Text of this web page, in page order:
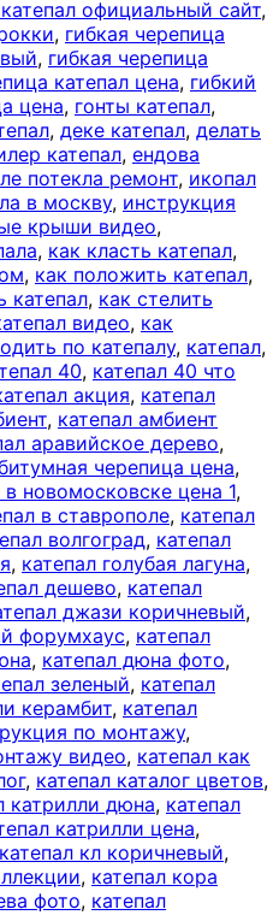
официальный сайт,
, гибкая черепица
, гибкая черепица
катепал цена, гибкий
цена, гонты катепал,
, деке катепал, делать
катепал, ендова
потекла ремонт, икопал
в москву, инструкция
крыши видео,
, как класть катепал,
, как положить катепал,
катепал, как стелить
видео, как
по катепалу, катепал,
40, катепал 40 что
акция, катепал
, катепал амбиент
аравийское дерево,
черепица цена,
в новомосковске цена 1,
в ставрополе, катепал
волгоград, катепал
, катепал голубая лагуна,
дешево, катепал
джази коричневый,
форумхаус, катепал
, катепал дюна фото,
зеленый, катепал
керамбит, катепал
по монтажу,
видео, катепал как
, катепал каталог цветов,
катрилли дюна, катепал
катрилли цена,
катепал кл коричневый,
, катепал кора
фото, катепал